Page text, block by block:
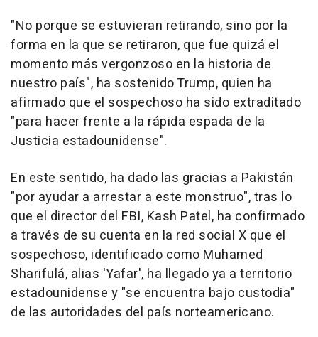
"No porque se estuvieran retirando, sino por la
forma en la que se retiraron, que fue quizá el
momento más vergonzoso en la historia de
nuestro país", ha sostenido Trump, quien ha
afirmado que el sospechoso ha sido extraditado
"para hacer frente a la rápida espada de la
Justicia estadounidense".
En este sentido, ha dado las gracias a Pakistán
"por ayudar a arrestar a este monstruo", tras lo
que el director del FBI, Kash Patel, ha confirmado
a través de su cuenta en la red social X que el
sospechoso, identificado como Muhamed
Sharifulá, alias 'Yafar', ha llegado ya a territorio
estadounidense y "se encuentra bajo custodia"
de las autoridades del país norteamericano.